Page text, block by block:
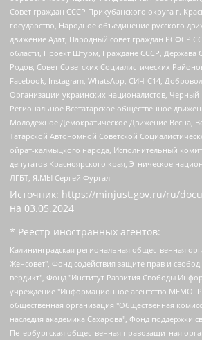
Совет граждан СССР Прикубанского округа г.
государство, Народное объединение русского
движение Адат, Народный совет граждан РСФСР
области, Проект Штурм, Граждане СССР, Держава
Родов, Совет Советских Социалистических
Facebook, Instagram, WhatsApp, СИЧ-С14,
Организации украинских националистов, Черный
Региональное Всетатарское общественное
Молодежное Демократическое Движение Весна,
Татарской Автономной Советской
ойрат-калмыцкого народа, Исполнительный
депутатов Красноярского края, Этническое
ЛГБТ, Я.МЫ Сергей Фургал
Источник: https://minjust.gov.ru/ru/
на 03.05.2024
* Реестр иностранных агентов:
Калининградская региональная общественная организация "Экозащита!-Женсовет", Фонд содействия защите прав и свобод граждан "Общественный вердикт", Фонд "Институт Развития Свободы Информации", Частное учреждение "Информационное агентство МЕМО. РУ", Региональная общественная организация "Общественная комиссия по сохранению наследия академика Сахарова", Фонд поддержки свободы прессы, Санкт-Петербургская общественная правозащитная организация "Гражданский контроль", Межрегиональная общественная организация "Информационно-просветительский центр "Мемориал", Региональный Фонд "Центр Защиты Прав Средств Массовой Информации", с 05.12.2023 Фонд "Центр Защиты Прав Средств массовой информации", Региональная общественная благотворительная организация помощи беженцам и мигрантам "Гражданское содействие", Негосударственное образовательное учреждение дополнительного профессионального образования (повышение квалификации) специалистов "АКАДЕМИЯ ПО ПРАВАМ ЧЕЛОВЕКА", Свердловская региональная общественная организация "Сутяжник", Автономная некоммерческая организация "Центр независимых социологических исследований", Союз общественных объединений "Российский исследовательский центр по правам человека", Региональное общественное учреждение научно-информационный центр "МЕМОРИАЛ", Некоммерческая организация "Фонд защиты гласности", Автономная некоммерческая организация "Институт прав человека", Городская общественная организация "Екатеринбургское общество "МЕМОРИАЛ", Городская общественная организация "Рязанское историко-просветительское и правозащитное общество "Мемориал" (Рязанский Мемориал), Челябинский региональный орган общественной самодеятельности – женское общественное объединение "Женщины Евразии", Челябинский региональный орган общественной самодеятельности "Уральская правозащитная группа", Фонд содействия защите здоровья и социальной справедливости имени Андрея Рылькова, Автономная Некоммерческая Организация "Аналитический Центр Юрия Левады", Автономная некоммерческая организация социальной поддержки населения "Проект Апрель", Региональная общественная организация помощи женщинам и детям, находящимся в кризисной ситуации "Информационно-методический центр "Анна", Фонд содействия развитию массовых коммуникаций и правовому просвещению "Так-так-Так", Фонд содействия устойчивому развитию "Серебряная тайга", Свердловский региональный общественный фонд социальных проектов "Новое время", "Idel.Реалии", Кавказ.Реалии, Крым.Реалии, Телеканал Настоящее Время, Татаро-башкирская служба Радио Свобода (Azatliq Radiosi), Радио Свободная Европа/Радио Свобода (PCE/PC), "Сибирь.Реалии", "Фактограф", Благотворительный фонд помощи осужденным и их семьям, Автономная некоммерческая организация "Институт глобализации и социальных движений", Фонд "В защиту прав заключенных", Частное учреждение "Центр поддержки и содействия развитию средств массовой информации", Пензенский региональный общественный благотворительный фонд "Гражданский союз", "Север.Реалии", Некоммерческая организация Фонд "Правовая инициатива", Общество с ограниченной ответственностью "Радио Свободная Европа/Радио Свобода", Чешское информационное агентство "MEDIUM-ORIENT", Красноярская региональная общественная организация "Мы против СПИДа", Камалягин Денис Николаевич, Маркелов Сергей Евгеньевич, Пономарев Лев Александрович, Савицкая Людмила Алексеевна, Автономная некоммерческая организация "Центр по работе с проблемой насилия "НАСИЛИЮ.НЕТ", Межрегиональный профессиональный союз работников здравоохранения "Альянс врачей", Юридическое лицо, зарегистрированное в Латвийской Республике, SIA "Medusa Project" (регистрационный номер 40103797863, дата регистрации 10.06.2014), Некоммерческая организация "Фонд по борьбе с коррупцией", Автономная некоммерческая организация "Институт права и публичной политики", Баданин Роман Сергеевич, Гликин Максим Александрович, Железнова Мария Михайловна, Лукьянова Юлия Сергеевна, Маетная Елизавета Витальевна, Маняхин Петр Борисович, Чуракова Ольга Владимировна, Ярош Юлия Петровна, Юридическое лицо "The Insider SIA", зарегистрированное в Риге, Латвийская Республика (дата регистрации 26.06.2015), являющееся администратором доменного имени интернет-издания "The Insider SIA", https://theins.ru, Постернак Алексей Евгеньевич, Рубин Михаил Аркадьевич, Анин Роман Александрович, Юридическое лицо Istories fonds, зарегистрированное в Латвийской Республике (регистрационный номер 50008295751, дата регистрации 24.02.2020), Великовский Дмитрий Александрович, Долинина Ирина Николаевна, Мароховская Алеся Алексеевна, Шлейнов Роман Юрьевич, Шмагун Олеся Валентиновна, Общество с ограниченной ответственностью "Альтаир 2021", Общество с ограниченной ответственностью "Вега 2021", Общество с ограниченной ответственностью "Главный редактор 2021", Общество с ограниченной ответственностью "Ромашки монолит", Важенков Артем Валерьевич, Ивановская областная общественная организация "Центр гендерных исследований", Гурман Юрий Альбертович, Медиапроект "ОВД-Инфо", Егоров Владимир Владимирович, Жилинский Владимир Александрович, Общество с ограниченной ответственностью "ЗП", Иванова София Юрьевна, Карезина Инна Павловна, Кильтау Екатерина Викторовна, Петров Алексей Викторович, Пискунов Сергей Евгеньевич, Смирнов Сергей Сергеевич, Тихонов Михаил Сергеевич, Общество с ограниченной ответственностью "ЖУРНАЛИСТ-ИНОСТРАННЫЙ АГЕНТ", Арапова Галина Юрьевна, Вольтская Татьяна Анатольевна, Американская компания "Mason G.E.S. Anonymous Foundation" (США), являющаяся владельцем интернет-издания https://mnews.world/, Компания "Stichting Bellingcat", зарегистрированная в Нидерландах (дата регистрации 11.07.2018), Захаров Андрей Вячеславович, Клепиковская Екатерина Дмитриевна, Общество с ограниченной ответственностью "МЕМО", Перл Роман Александрович, Симонов Евгений Алексеевич, Соловьева Елена Анатольевна, Сотников Даниил Владимирович, Сурначева Елизавета Дмитриевна, Автономная некоммерческая организация по защите прав человека и информированию населения "Якутия – Наше Мнение", Общество с ограниченной ответственностью "Москоу диджитал медиа", с 26.01.2023 Общество с ограниченной ответственностью "Чайка Белые сады", Ветошкина Валерия Валерьевна, Заговора Максим Александрович, Межрегиональное общественное движение "Российская ЛГБТ - сеть", Оленичев Максим Владимирович, Павлов Иван Юрьевич, Скворцова Елена Сергеевна, Общество с ограниченной ответственностью "Как бы инагент", Кочетков Игорь Викторович, Общество с ограниченной ответственностью "Честные выборы", Еланчик Олег Александрович, Общество с ограниченной ответственностью "Нобелевский призыв", Гималова Регина Эмилевна, Григорьев Андрей Валерьевич, Григорьева Алина Александровна, Ассоциация по содействию защите прав призывников, альтернативнослужащих и военнослужащих "Правозащитная группа "Гражданин.Армия.Право", Хисамова Регина